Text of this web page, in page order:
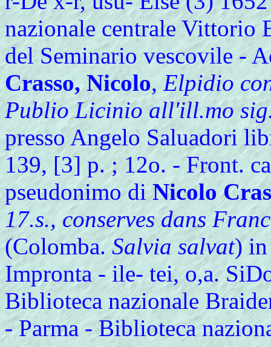
nazionale centrale Vittorio
del Seminario vescovile -
Crasso, Nicolo,Elpidio
Publio Licinio all'ill.mo
presso Angelo Saluadori
139, [3] p. ; 12o. - Front.
pseudonimo diNicolo
17.s., conserves dans
(Colomba.Salvia salvat) in
Impronta - ile- tei, o,a.
Biblioteca nazionale
- Parma - Biblioteca